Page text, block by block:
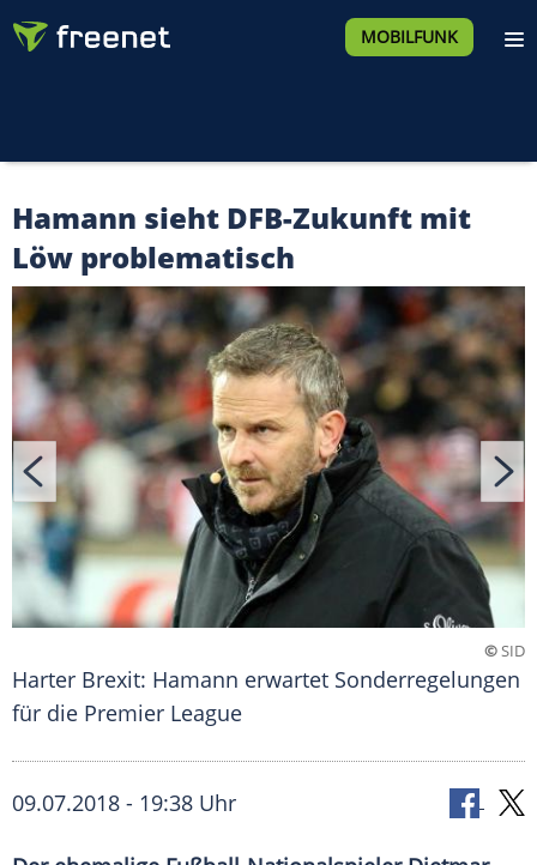
MOBILFUNK
Hamann sieht DFB-Zukunft mit
Löw problematisch
©SID
Harter Brexit: Hamann erwartet Sonderregelungen
für die Premier League
09.07.2018 - 19:38 Uhr